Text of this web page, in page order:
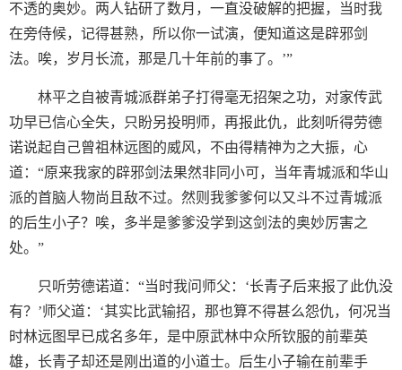
不透的奥妙。两人钻研了数月，一直没破解的把握，当时我
在旁侍候，记得甚熟，所以你一试演，便知道这是辟邪剑
法。唉，岁月长流，那是几十年前的事了。’”
林平之自被青城派群弟子打得毫无招架之功，对家传武
功早已信心全失，只盼另投明师，再报此仇，此刻听得劳德
诺说起自己曾祖林远图的威风，不由得精神为之大振，心
道：“原来我家的辟邪剑法果然非同小可，当年青城派和华山
派的首脑人物尚且敌不过。然则我爹爹何以又斗不过青城派
的后生小子？唉，多半是爹爹没学到这剑法的奥妙厉害之
处。”
只听劳德诺道：“当时我问师父：‘长青子后来报了此仇没
有？’师父道：‘其实比武输招，那也算不得甚么怨仇，何况当
时林远图早已成名多年，是中原武林中众所钦服的前辈英
雄，长青子却还是刚出道的小道士。后生小子输在前辈手